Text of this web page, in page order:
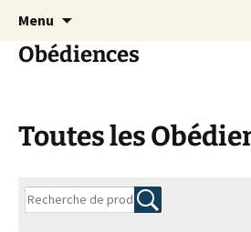
contenu
Communaité maçonnique
bienveillante
Menu
Obédiences
Toutes les